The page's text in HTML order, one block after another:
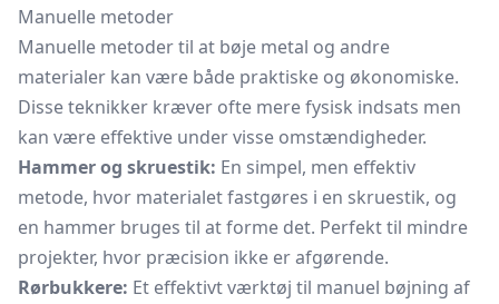
Manuelle metoder
Manuelle metoder til at bøje metal og andre
materialer kan være både praktiske og økonomiske.
Disse teknikker kræver ofte mere fysisk indsats men
kan være effektive under visse omstændigheder.
Hammer og skruestik: En simpel, men effektiv
metode, hvor materialet fastgøres i en skruestik, og
en hammer bruges til at forme det. Perfekt til mindre
projekter, hvor præcision ikke er afgørende.
Rørbukkere: Et effektivt værktøj til manuel bøjning af